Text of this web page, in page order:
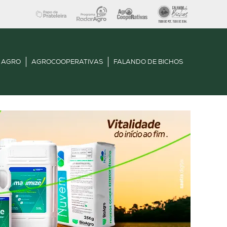
AGROCOOPERATIVAS FALANDO DE BICHOS